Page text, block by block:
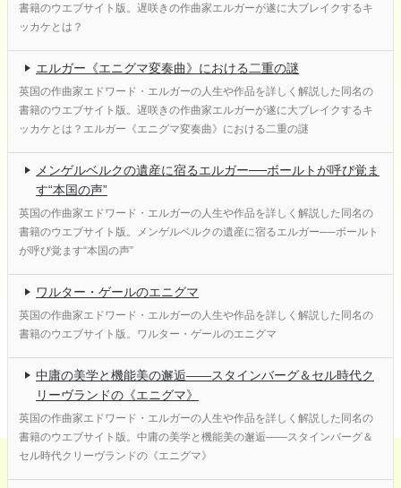
書籍のウエブサイト版。遅咲きの作曲家エルガーが遂に大ブレイクするキ
ッカケとは？
エルガー《エニグマ変奏曲》における二重の謎
英国の作曲家エドワード・エルガーの人生や作品を詳しく解説した同名の
書籍のウエブサイト版。遅咲きの作曲家エルガーが遂に大ブレイクするキ
ッカケとは？エルガー《エニグマ変奏曲》における二重の謎
メンゲルベルクの遺産に宿るエルガー──ボールトが呼び覚ま
す“本国の声”
英国の作曲家エドワード・エルガーの人生や作品を詳しく解説した同名の
書籍のウエブサイト版。メンゲルベルクの遺産に宿るエルガー──ボールト
が呼び覚ます“本国の声”
ワルター・ゲールのエニグマ
英国の作曲家エドワード・エルガーの人生や作品を詳しく解説した同名の
書籍のウエブサイト版。ワルター・ゲールのエニグマ
中庸の美学と機能美の邂逅――スタインバーグ＆セル時代ク
リーヴランドの《エニグマ》
英国の作曲家エドワード・エルガーの人生や作品を詳しく解説した同名の
書籍のウエブサイト版。中庸の美学と機能美の邂逅――スタインバーグ＆
セル時代クリーヴランドの《エニグマ》